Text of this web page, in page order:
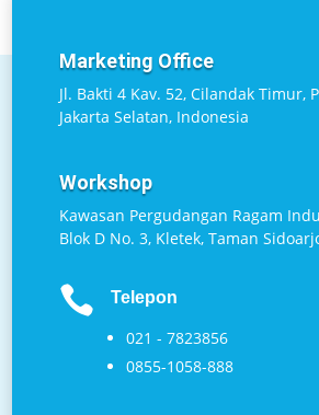
Marketing Office
Jl. Bakti 4 Kav. 52, Cilandak Timur,
Jakarta Selatan, Indonesia
Workshop
Kawasan Pergudangan Ragam
Blok D No. 3, Kletek, Taman
 Telepon
021 - 7823856
0855-1058-888